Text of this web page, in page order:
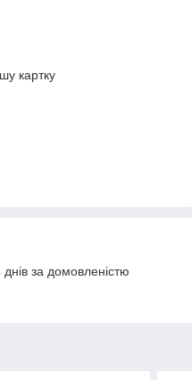
картку
за домовленістю